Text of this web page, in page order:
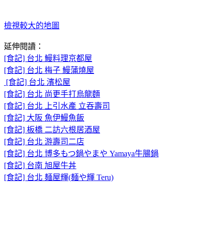
檢視較大的地圖
延伸閱讀：
[食記] 台北 鰻料理京都屋
[食記] 台北 梅子 鰻蒲燒屋
[食記] 台北 濱松屋
[食記] 台北 尚更手打烏龍麵
[食記] 台北 上引水產 立吞壽司
[食記] 大阪 魚伊鰻魚飯
[食記] 板橋 二訪六根居酒屋
[食記] 台北 游壽司二店
[食記] 台北 博多もつ鍋やまや Yamaya牛腸鍋
[食記] 台南 旭屋牛丼
[食記] 台北 麺屋輝(麺や輝 Teru)